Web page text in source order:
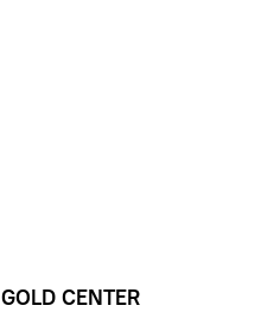
GOLD CENTER